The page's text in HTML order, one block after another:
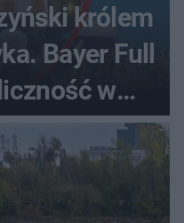
królem
Bayer Full
w